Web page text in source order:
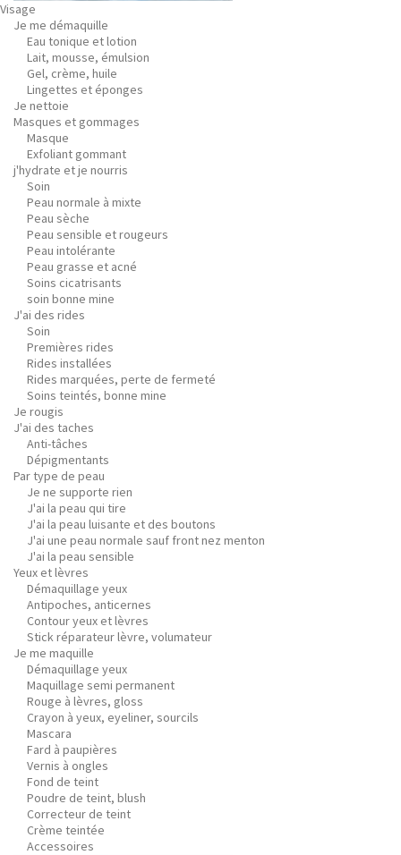
Visage
Je me démaquille
Eau tonique et lotion
Lait, mousse, émulsion
Gel, crème, huile
Lingettes et éponges
Je nettoie
Masques et gommages
Masque
Exfoliant gommant
j'hydrate et je nourris
Soin
Peau normale à mixte
Peau sèche
Peau sensible et rougeurs
Peau intolérante
Peau grasse et acné
Soins cicatrisants
soin bonne mine
J'ai des rides
Soin
Premières rides
Rides installées
Rides marquées, perte de fermeté
Soins teintés, bonne mine
Je rougis
J'ai des taches
Anti-tâches
Dépigmentants
Par type de peau
Je ne supporte rien
J'ai la peau qui tire
J'ai la peau luisante et des boutons
J'ai une peau normale sauf front nez menton
J'ai la peau sensible
Yeux et lèvres
Démaquillage yeux
Antipoches, anticernes
Contour yeux et lèvres
Stick réparateur lèvre, volumateur
Je me maquille
Démaquillage yeux
Maquillage semi permanent
Rouge à lèvres, gloss
Crayon à yeux, eyeliner, sourcils
Mascara
Fard à paupières
Vernis à ongles
Fond de teint
Poudre de teint, blush
Correcteur de teint
Crème teintée
Accessoires